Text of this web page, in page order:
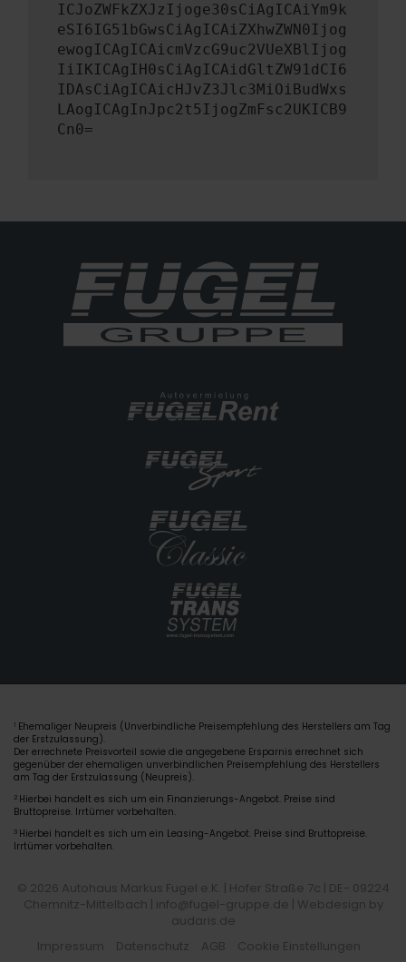
ICJoZWFkZXJzIjoge30sCiAgICAiYm9k
eSI6IG51bGwsCiAgICAiZXhwZWN0Ijog
ewogICAgICAicmVzcG9uc2VUeXBlIjog
IiIKICAgIH0sCiAgICAidGltZW91dCI6
IDAsCiAgICAicHJvZ3Jlc3MiOiBudWxs
LAogICAgInJpc2t5IjogZmFsc2UKICB9
Cn0=
1 Ehemaliger Neupreis (Unverbindliche Preisempfehlung des Herstellers am Tag
der Erstzulassung).
Der errechnete Preisvorteil sowie die angegebene Ersparnis errechnet sich
gegenüber der ehemaligen unverbindlichen Preisempfehlung des Herstellers
am Tag der Erstzulassung (Neupreis).
2 Hierbei handelt es sich um ein Finanzierungs-Angebot. Preise sind
Bruttopreise. Irrtümer vorbehalten.
3 Hierbei handelt es sich um ein Leasing-Angebot. Preise sind Bruttopreise.
Irrtümer vorbehalten.
© 2026 Autohaus Markus Fugel e.K. | Hofer Straße 7c | DE- 09224
Chemnitz-Mittelbach | info@fugel-gruppe.de | Webdesign by
audaris.de
Impressum
Datenschutz AGB Cookie Einstellungen